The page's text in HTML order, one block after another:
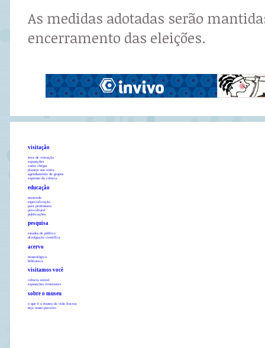
As medidas adotadas serão
encerramento das eleições.
visitação
área de visitação
exposições
como chegar
planeje sua visita
agendamento de grupos
expresso da ciência
educação
mestrado
especialização
para professores
pró-cultural
publicações
pesquisa
estudos de público
divulgação científica
acervo
museológico
biblioteca
visitamos você
ciência móvel
exposições itinerantes
sobre o museu
o que é o museu da vida fiocruz
seja nosso parceiro